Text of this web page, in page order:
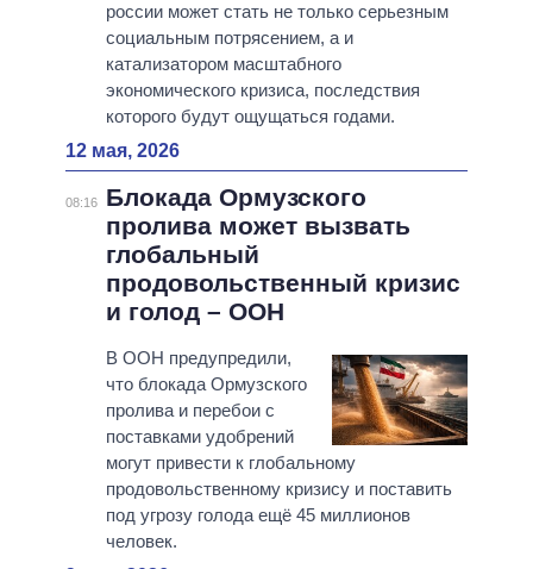
россии может стать не только серьезным
социальным потрясением, а и
катализатором масштабного
экономического кризиса, последствия
которого будут ощущаться годами.
12 мая, 2026
08:16
Блокада Ормузского
пролива может вызвать
глобальный
продовольственный кризис
и голод – ООН
В ООН предупредили,
что блокада Ормузского
пролива и перебои с
поставками удобрений
могут привести к глобальному
продовольственному кризису и поставить
под угрозу голода ещё 45 миллионов
человек.